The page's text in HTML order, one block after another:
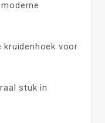
kruidenhoek voor
stuk in